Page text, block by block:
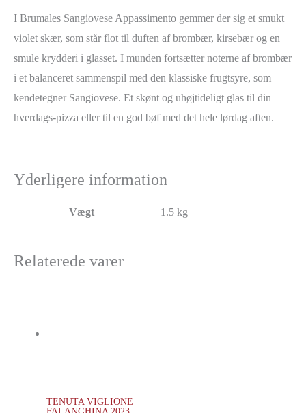
I Brumales Sangiovese Appassimento gemmer der sig et smukt
violet skær, som står flot til duften af brombær, kirsebær og en
smule krydderi i glasset. I munden fortsætter noterne af brombær
i et balanceret sammenspil med den klassiske frugtsyre, som
kendetegner Sangiovese. Et skønt og uhøjtideligt glas til din
hverdags-pizza eller til en god bøf med det hele lørdag aften.
Yderligere information
Vægt 1.5 kg
Relaterede varer
TENUTA VIGLIONE